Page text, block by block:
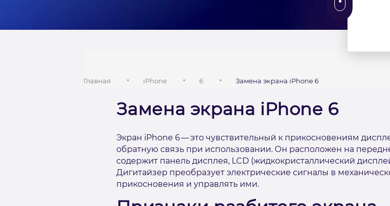
Главная iPhone 6 Замена экрана iPhone 6
Замена экрана iPhone 6
Экран iPhone 6 — это чувствительный к прикосновениям
обратную связь при использовании. Он расположен на
содержит панель дисплея, LCD (жидкокристаллический
Дигитайзер преобразует электрические сигналы в
прикосновения и управлять ими.